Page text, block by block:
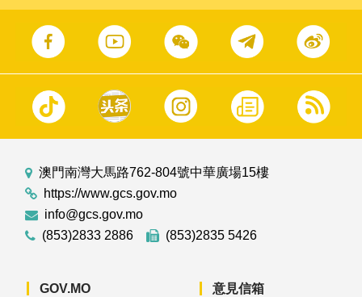
澳門南灣大馬路762-804號中華廣場15樓
https://www.gcs.gov.mo
info@gcs.gov.mo
(853)2833 2886
(853)2835 5426
GOV.MO 意見信箱